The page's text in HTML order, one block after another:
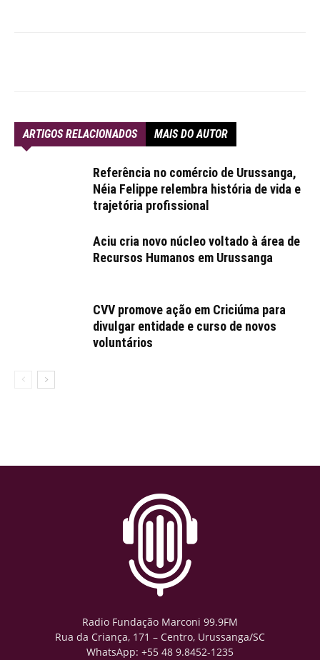
ARTIGOS RELACIONADOS MAIS DO AUTOR
Referência no comércio de Urussanga,
Néia Felippe relembra história de vida e
trajetória profissional
Aciu cria novo núcleo voltado à área de
Recursos Humanos em Urussanga
CVV promove ação em Criciúma para
divulgar entidade e curso de novos
voluntários
Radio Fundação Marconi 99.9FM
Rua da Criança, 171 – Centro, Urussanga/SC
WhatsApp: +55 48 9.8452-1235